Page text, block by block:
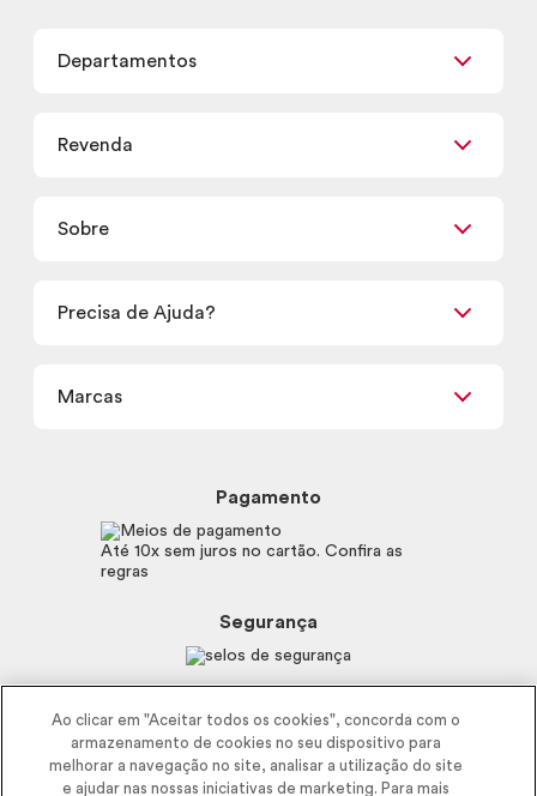
Departamentos
Skincare
Revenda
Quero ser Revendedor
Sobre
Nossas Lojas
Código de defesa do consumidor
Trabalhe com a gente
Recomendações Covid19
Precisa de Ajuda?
Frete e Entrega
Fale Conosco
E-mail
Marcas
Pagamento
Até 10x sem juros no cartão. Confira as
regras
Segurança
Ao clicar em "Aceitar todos os cookies", concorda com o
armazenamento de cookies no seu dispositivo para
melhorar a navegação no site, analisar a utilização do site
e ajudar nas nossas iniciativas de marketing. Para mais